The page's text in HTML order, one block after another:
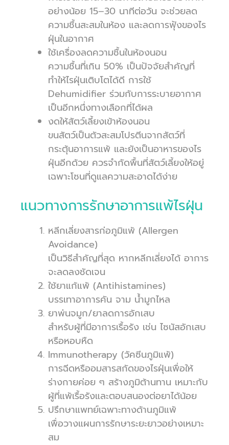
อย่างน้อย 15–30 นาทีต่อวัน จะช่วยลด
ความชื้นสะสมในห้อง และลดการฟุ้งของไร
ฝุ่นในอากาศ
ใช้เครื่องลดความชื้นในห้องนอน
ความชื้นที่เกิน 50% เป็นปัจจัยสำคัญที่
ทำให้ไรฝุ่นเติบโตได้ดี การใช้
Dehumidifier ร่วมกับการระบายอากาศ
เป็นอีกหนึ่งทางเลือกที่ได้ผล
งดให้สัตว์เลี้ยงเข้าห้องนอน
ขนสัตว์เป็นตัวสะสมโปรตีนจากสัตว์ที่
กระตุ้นอาการแพ้ และยังเป็นอาหารของไร
ฝุ่นอีกด้วย ควรจำกัดพื้นที่สัตว์เลี้ยงให้อยู่
เฉพาะโซนที่ดูแลความสะอาดได้ง่าย
แนวทางการรักษาอาการแพ้ไรฝุ่น
หลีกเลี่ยงสารก่อภูมิแพ้ (Allergen
Avoidance)
เป็นวิธีสำคัญที่สุด หากหลีกเลี่ยงได้ อาการ
จะลดลงชัดเจน
ใช้ยาแก้แพ้ (Antihistamines)
บรรเทาอาการคัน จาม น้ำมูกไหล
ยาพ่นจมูก/ยาลดการอักเสบ
สำหรับผู้ที่มีอาการเรื้อรัง เช่น ไซนัสอักเสบ
หรือหอบหืด
Immunotherapy (วัคซีนภูมิแพ้)
การฉีดหรืออมสารสกัดของไรฝุ่นเพื่อให้
ร่างกายค่อย ๆ สร้างภูมิต้านทาน เหมาะกับ
ผู้ที่แพ้เรื้อรังและตอบสนองต่อยาได้น้อย
ปรึกษาแพทย์เฉพาะทางด้านภูมิแพ้
เพื่อวางแผนการรักษาระยะยาวอย่างเหมาะ
สม